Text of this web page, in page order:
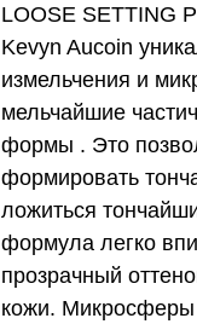
LOOSE SETTING
Kevyn Aucoin
измельчения и
мельчайшие
формы . Это
формировать
ложиться
формула легко
прозрачный
кожи.